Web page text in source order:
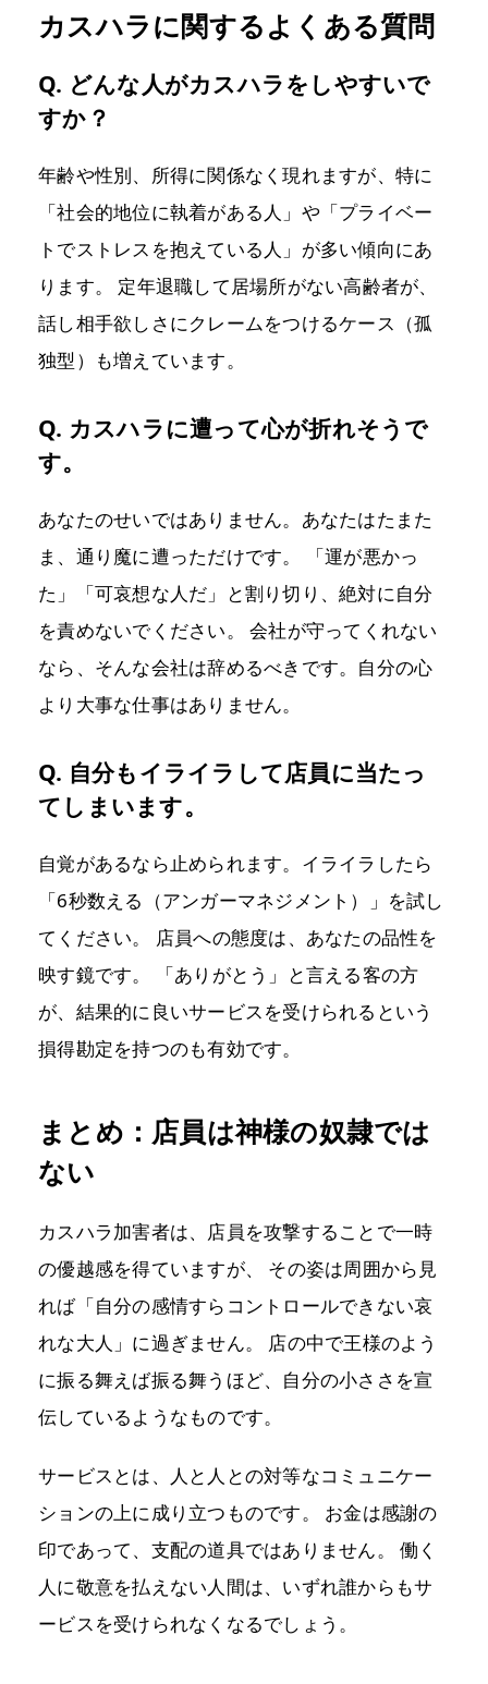
カスハラに関するよくある質問
Q. どんな人がカスハラをしやすいで
すか？
年齢や性別、所得に関係なく現れますが、特に
「社会的地位に執着がある人」や「プライベー
トでストレスを抱えている人」が多い傾向にあ
ります。 定年退職して居場所がない高齢者が、
話し相手欲しさにクレームをつけるケース（孤
独型）も増えています。
Q. カスハラに遭って心が折れそうで
す。
あなたのせいではありません。あなたはたまた
ま、通り魔に遭っただけです。 「運が悪かっ
た」「可哀想な人だ」と割り切り、絶対に自分
を責めないでください。 会社が守ってくれない
なら、そんな会社は辞めるべきです。自分の心
より大事な仕事はありません。
Q. 自分もイライラして店員に当たっ
てしまいます。
自覚があるなら止められます。イライラしたら
「6秒数える（アンガーマネジメント）」を試し
てください。 店員への態度は、あなたの品性を
映す鏡です。 「ありがとう」と言える客の方
が、結果的に良いサービスを受けられるという
損得勘定を持つのも有効です。
まとめ：店員は神様の奴隷では
ない
カスハラ加害者は、店員を攻撃することで一時
の優越感を得ていますが、 その姿は周囲から見
れば「自分の感情すらコントロールできない哀
れな大人」に過ぎません。 店の中で王様のよう
に振る舞えば振る舞うほど、自分の小ささを宣
伝しているようなものです。
サービスとは、人と人との対等なコミュニケー
ションの上に成り立つものです。 お金は感謝の
印であって、支配の道具ではありません。 働く
人に敬意を払えない人間は、いずれ誰からもサ
ービスを受けられなくなるでしょう。